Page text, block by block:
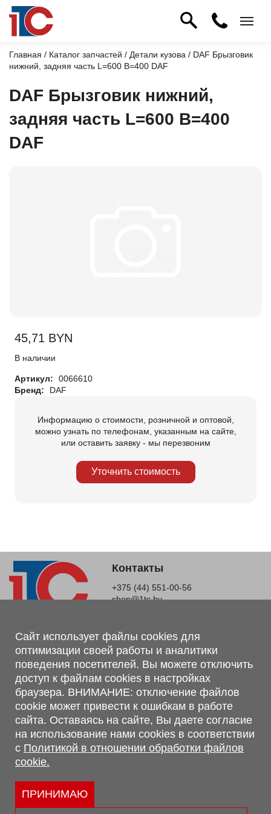
Главная / Каталог запчастей / Детали кузова / DAF Брызговик
нижний, задняя часть L=600 B=400 DAF
DAF Брызговик нижний,
задняя часть L=600 B=400
DAF
45,71 BYN
В наличии
Артикул:
0066610
Бренд:
DAF
Информацию о стоимости, розничной и оптовой,
можно узнать по телефонам, указанным на сайте,
или оставить заявку - мы перезвоним
Уточнить стоимость
Контакты
+375 (44) 551-00-56
shop@1tc.by
Магазин, склад
г. Минск, Минский р-н, п. Привольный, ул. Мира, 20А,
223062
г. Брест, ул. Лейтенанта Рябцева, 108 В, 224701
Обращаем Ваше внимание, что вся предоставленная на сайте
информация, касающаяся комплектаций, технических
характеристик, цветовых сочетаний, а также стоимости и
сервисного обслуживания носит информационный характер и
не является публичной офертой, определяемой п.2 ст.407
Гражданского кодекса Республики Беларусь.
Политика обработки персональных данных
Политикой в отношении обработки файлов cookie.
Сайт использует файлы cookies для
оптимизации своей работы и аналитики
поведения посетителей. Вы можете отключить
доступ к файлам cookies в настройках
браузера. ВНИМАНИЕ: отключение файлов
cookie может привести к ошибкам в работе
сайта. Оставаясь на сайте, Вы даете согласие
на использование нами cookies в соответствии
с Политикой в отношении обработки файлов
cookie.
ПРИНИМАЮ